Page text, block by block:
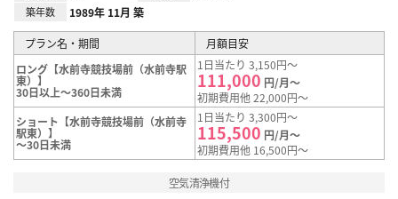
築年数 1989年 11月 築
プラン名・期間
月額目安
ロング【水前寺競技場前（水前寺駅
東）】
30日以上～360日未満
1日当たり 3,150円～
111,000 円/月～
初期費用他 22,000円～
ショート【水前寺競技場前（水前寺
駅東）】
～30日未満
1日当たり 3,300円～
115,500 円/月～
初期費用他 16,500円～
空気清浄機付